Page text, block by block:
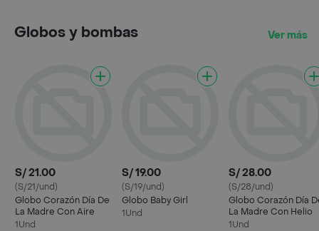
Globos y bombas Ver más
S/ 21.00
(S/21/und)
Globo Corazón Día De
La Madre Con Aire
1Und
S/ 19.00
(S/19/und)
Globo Baby Girl
1Und
S/ 28.00
(S/28/und)
Globo Corazón Día
La Madre Con Helio
1Und